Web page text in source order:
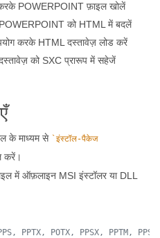
करके POWERPOINT फ़ाइल खोलें
POWERPOINT को HTML में बदलें
करके HTML दस्तावेज़ लोड करें
को SXC प्रारूप में सहेजें
के माध्यम से `इंस्टॉल-पैकेज
करें।
में ऑफ़लाइन MSI इंस्टॉलर या DLL
PPTX, POTX, PPSX, PPTM,